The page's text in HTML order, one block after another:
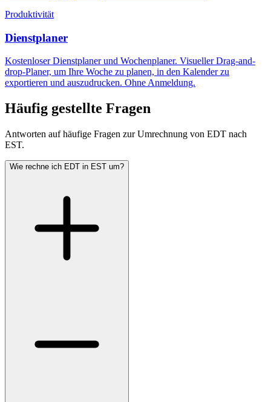
Produktivität
Dienstplaner
Kostenloser Dienstplaner und Wochenplaner. Visueller Drag-and-
drop-Planer, um Ihre Woche zu planen, in den Kalender zu
exportieren und auszudrucken. Ohne Anmeldung.
Häufig gestellte Fragen
Antworten auf häufige Fragen zur Umrechnung von EDT nach
EST.
Wie rechne ich EDT in EST um?